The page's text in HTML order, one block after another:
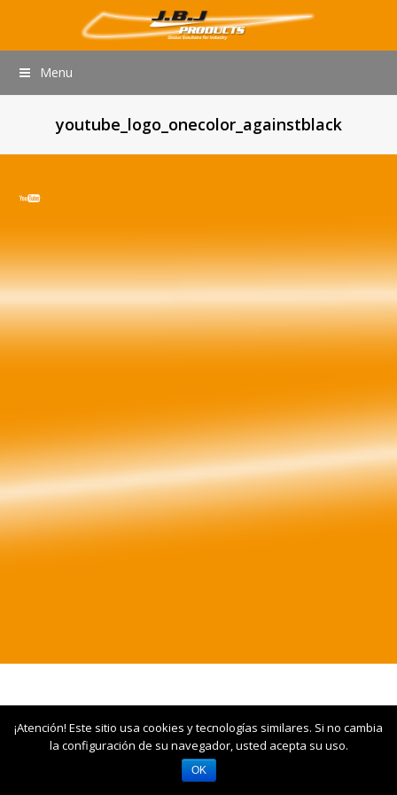
Menu
youtube_logo_onecolor_againstblack
¡Atención! Este sitio usa cookies y tecnologías similares. Si no cambia
la configuración de su navegador, usted acepta su uso.
OK